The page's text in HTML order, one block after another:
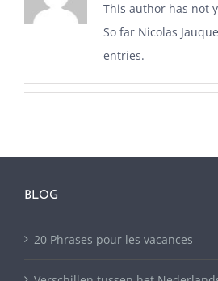
This author has not
So far Nicolas
entries.
BLOG
20 Phrases pour les vacances